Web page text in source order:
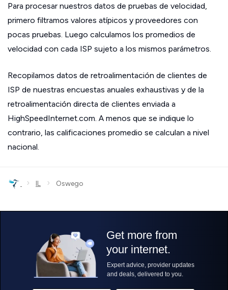
Para procesar nuestros datos de pruebas de velocidad,
primero filtramos valores atípicos y proveedores con
pocas pruebas. Luego calculamos los promedios de
velocidad con cada ISP sujeto a los mismos parámetros.
Recopilamos datos de retroalimentación de clientes de
ISP de nuestras encuestas anuales exhaustivas y de la
retroalimentación directa de clientes enviada a
HighSpeedInternet.com. A menos que se indique lo
contrario, las calificaciones promedio se calculan a nivel
nacional.
› IL › Oswego